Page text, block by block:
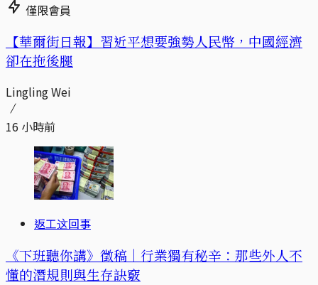
僅限會員
【華爾街日報】習近平想要強勢人民幣，中國經濟
卻在拖後腿
Lingling Wei
16 小時前
返工这回事
《下班聽你講》徵稿｜行業獨有秘辛：那些外人不
懂的潛規則與生存訣竅